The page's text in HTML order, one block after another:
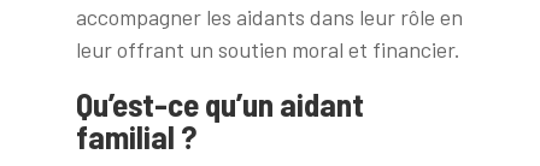
accompagner les aidants dans leur rôle en
leur offrant un soutien moral et financier.
Qu’est-ce qu’un aidant
familial ?